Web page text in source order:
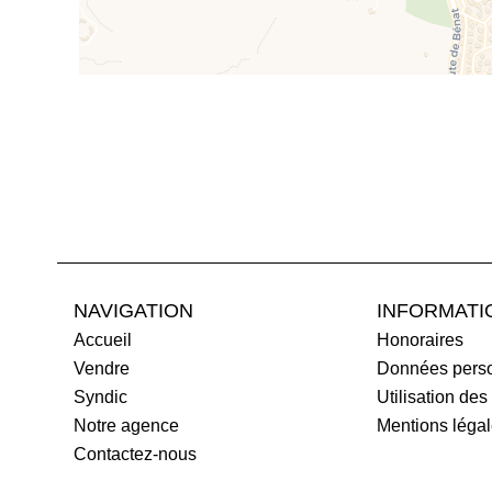
NAVIGATION
Accueil
Vendre
Syndic
Notre agence
Contactez-nous
Honoraires
Données
Utilisation des
Mentions